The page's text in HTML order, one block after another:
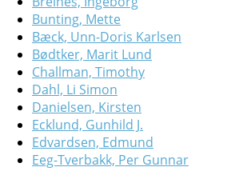
Bunting, Mette
Bæck, Unn-Doris Karlsen
Bødtker, Marit Lund
Challman, Timothy
Dahl, Li Simon
Danielsen, Kirsten
Ecklund, Gunhild J.
Edvardsen, Edmund
Eeg-Tverbakk, Per Gunnar